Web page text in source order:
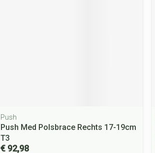
Push
Push Med Polsbrace Rechts 17-19cm
T3
€ 92,98